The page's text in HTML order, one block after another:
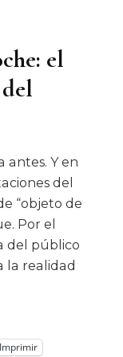
el
antes. Y en
del
“objeto de
Por el
del público
la realidad
Imprimir